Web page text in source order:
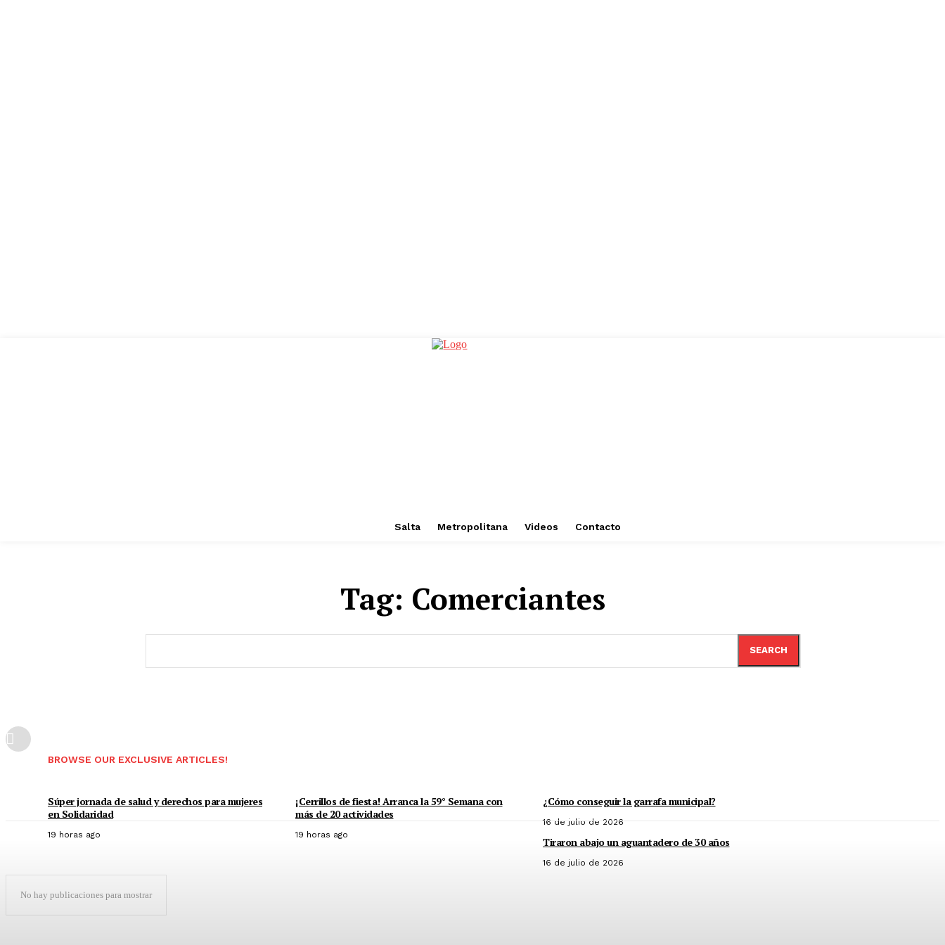
Salta Metropolitana Videos Contacto
Tag: Comerciantes
SEARCH
BROWSE OUR EXCLUSIVE ARTICLES!
Súper jornada de salud y derechos para mujeres
en Solidaridad
19 horas ago
¡Cerrillos de fiesta! Arranca la 59° Semana con
más de 20 actividades
19 horas ago
¿Cómo conseguir la garrafa municipal?
16 de julio de 2026
Tiraron abajo un aguantadero de 30 años
16 de julio de 2026
No hay publicaciones para mostrar